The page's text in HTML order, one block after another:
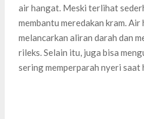
air hangat. Meski terlihat
membantu meredakan kram.
melancarkan aliran darah dan
rileks. Selain itu, juga bisa
sering memperparah nyeri saat